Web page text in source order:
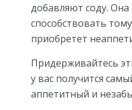
добавляют соду.
способствовать
приобретет
Придерживайтесь
у вас получится
аппетитный и